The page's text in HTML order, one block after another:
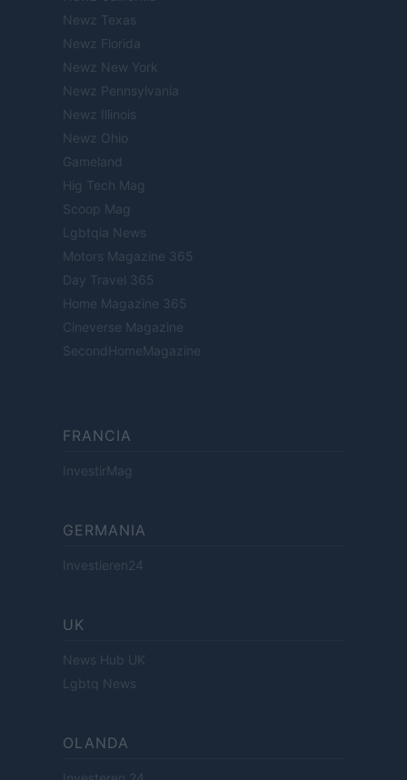
Newz Texas
Newz Florida
Newz New York
Newz Pennsylvania
Newz Illinois
Newz Ohio
Gameland
Hig Tech Mag
Scoop Mag
Lgbtqia News
Motors Magazine 365
Day Travel 365
Home Magazine 365
Cineverse Magazine
SecondHomeMagazine
FRANCIA
InvestirMag
GERMANIA
Investieren24
UK
News Hub UK
Lgbtq News
OLANDA